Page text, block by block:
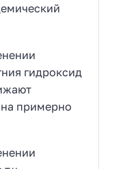
гидроксид
примерно